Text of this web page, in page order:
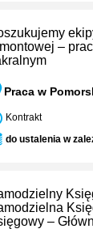
–
Praca w
Kontrakt
do ustalenia w
–